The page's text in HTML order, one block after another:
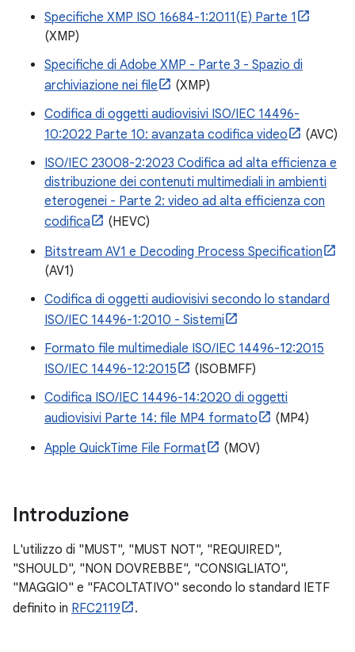
Specifiche XMP ISO 16684-1:2011(E) Parte 1
(XMP)
Specifiche di Adobe XMP - Parte 3 - Spazio di
archiviazione nei file
(XMP)
Codifica di oggetti audiovisivi ISO/IEC 14496-
10:2022 Parte 10: avanzata codifica video
(AVC)
ISO/IEC 23008-2:2023 Codifica ad alta efficienza e
distribuzione dei contenuti multimediali in ambienti
eterogenei - Parte 2: video ad alta efficienza con
codifica
(HEVC)
Bitstream AV1 e Decoding Process Specification
(AV1)
Codifica di oggetti audiovisivi secondo lo standard
ISO/IEC 14496-1:2010 - Sistemi
Formato file multimediale ISO/IEC 14496-12:2015
ISO/IEC 14496-12:2015
(ISOBMFF)
Codifica ISO/IEC 14496-14:2020 di oggetti
audiovisivi Parte 14: file MP4 formato
(MP4)
Apple QuickTime File Format
(MOV)
Introduzione
L'utilizzo di "MUST", "MUST NOT", "REQUIRED",
"SHOULD", "NON DOVREBBE", "CONSIGLIATO",
"MAGGIO" e "FACOLTATIVO" secondo lo standard IETF
definito in RFC2119 .